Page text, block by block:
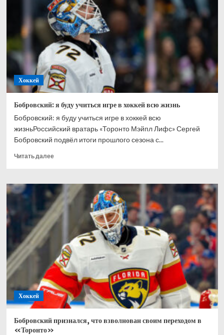
Ахтямове:
рад,
что
могу
способствовать
его
развитию
Хоккей
Бобровский: я буду учиться игре в хоккей всю жизнь
Бобровский: я буду учиться игре в хоккей всю
жизньРоссийский вратарь «Торонто Мэйпл Лифс» Сергей
Бобровский подвёл итоги прошлого сезона с...
Читать далееПрочитать
Бобровский:
буду
учиться
игре
хоккей
всю
жизнь
Хоккей
Бобровский признался, что взволнован своим переходом в
«Торонто»